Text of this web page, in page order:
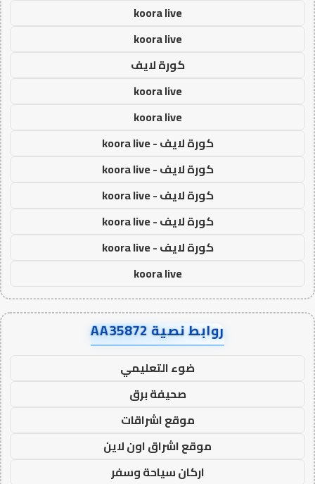
koora live
koora live
كورة لايف
koora live
koora live
كورة لايف - koora live
كورة لايف - koora live
كورة لايف - koora live
كورة لايف - koora live
كورة لايف - koora live
koora live
روابط نصية AA35872
ضوء التعليمي
صحيفة برق
موقع اشراقات
موقع اشراق اون لاين
اركان سياحة وسفر